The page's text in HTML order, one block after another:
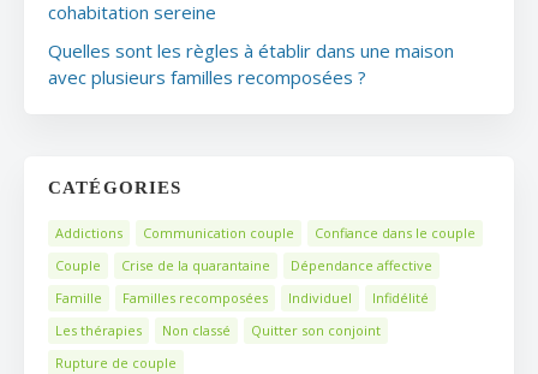
cohabitation sereine
Quelles sont les règles à établir dans une maison
avec plusieurs familles recomposées ?
CATÉGORIES
Addictions Communication couple
Confiance dans le couple
Couple
Crise de la quarantaine
Dépendance affective
Famille
Familles recomposées Individuel
Infidélité
Les thérapies
Non classé
Quitter son conjoint
Rupture de couple